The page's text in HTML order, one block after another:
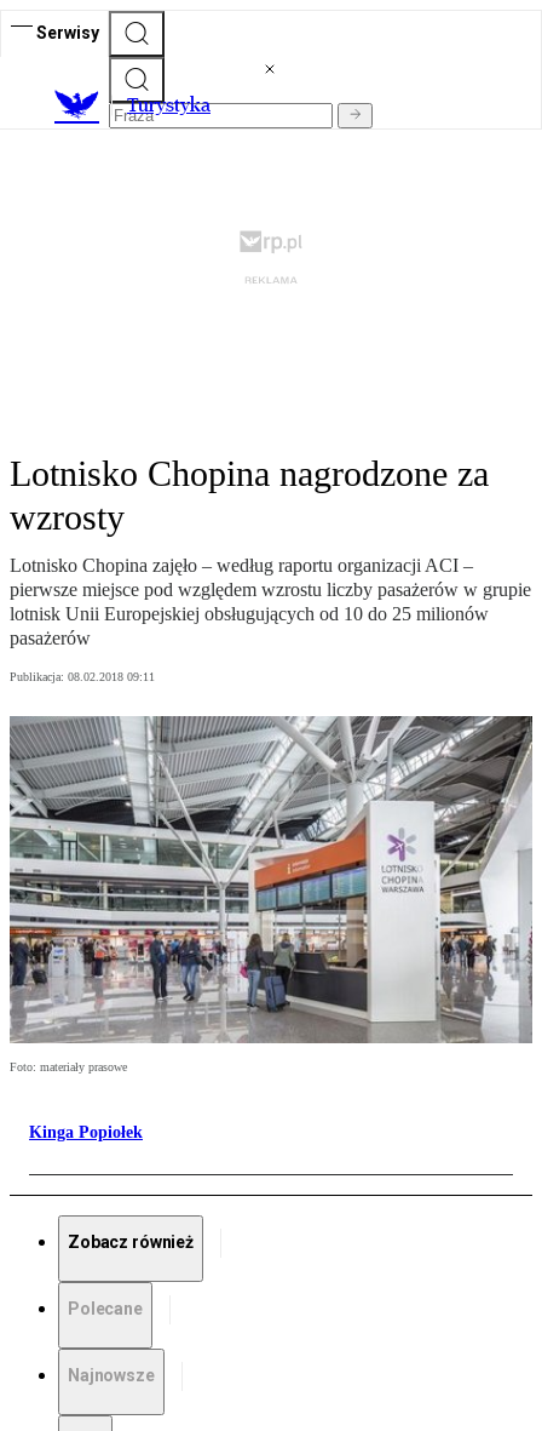
Serwisy
Turystyka
Lotnisko Chopina nagrodzone za
wzrosty
Lotnisko Chopina zajęło – według raportu organizacji ACI –
pierwsze miejsce pod względem wzrostu liczby pasażerów w grupie
lotnisk Unii Europejskiej obsługujących od 10 do 25 milionów
pasażerów
Publikacja: 08.02.2018 09:11
Foto: materiały prasowe
Kinga Popiołek
Zobacz również
Polecane
Najnowsze